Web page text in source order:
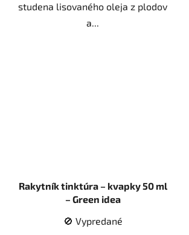
studena lisovaného oleja z plodov
a...
Rakytník tinktúra – kvapky 50 ml
– Green idea
🚫 Vypredané